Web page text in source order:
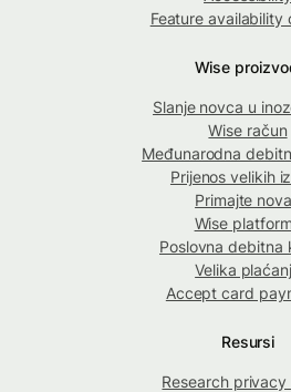
Feature availability
Wise
Slanje novca u
Wise račun
Međunarodna
Prijenos velikih
Primajte
Wise
Poslovna debitna
Velika
Accept card
Resursi
Research